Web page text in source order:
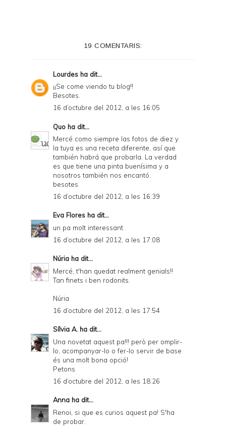
i
e
n
d
y
d
19 COMENTARIS:
Lourdes ha dit...
¡¡Se come viendo tu blog!!
Besotes.
16 d’octubre del 2012, a les 16:05
Quo ha dit...
Mercé como siempre las fotos de diez y
la tuya es una receta diferente, así que
también habrá que probarla. La verdad
es que tiene una pinta buenísima y a
nosotros también nos encantó.
besotes
16 d’octubre del 2012, a les 16:39
Eva Flores ha dit...
un pa molt interessant
16 d’octubre del 2012, a les 17:08
Núria ha dit...
Mercé, t'han quedat realment genials!!
Tan finets i ben rodonits.
Núria
16 d’octubre del 2012, a les 17:54
Sílvia A. ha dit...
Una novetat aquest pa!!! però per omplir-
lo, acompanyar-lo o fer-lo servir de base
és una molt bona opció!
Petons
16 d’octubre del 2012, a les 18:26
Anna ha dit...
Renoi, si que es curios aquest pa! S'ha
de probar.